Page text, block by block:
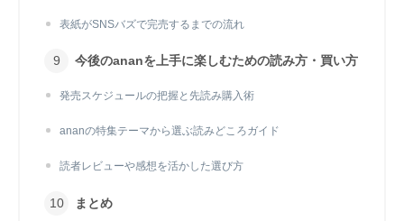
表紙がSNSバズで完売するまでの流れ
今後のananを上手に楽しむための読み方・買い方
発売スケジュールの把握と先読み購入術
ananの特集テーマから選ぶ読みどころガイド
読者レビューや感想を活かした選び方
まとめ